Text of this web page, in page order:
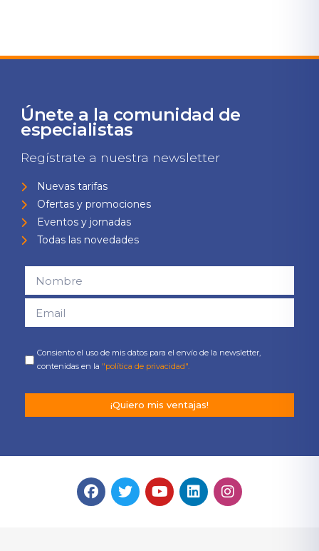
Únete a la comunidad de
especialistas
Regístrate a nuestra newsletter
Nuevas tarifas
Ofertas y promociones
Eventos y jornadas
Todas las novedades
Consiento el uso de mis datos para el envío de la newsletter,
contenidas en la "política de privacidad".
¡Quiero mis ventajas!